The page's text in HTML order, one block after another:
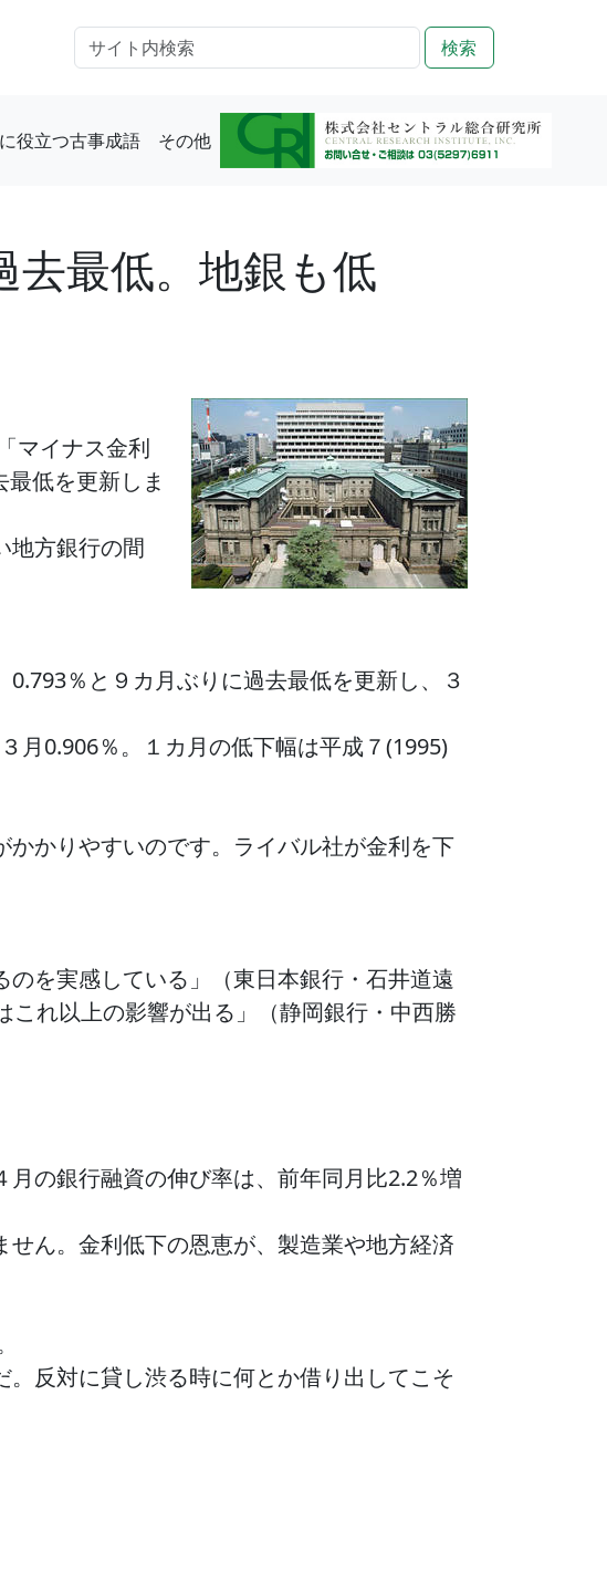
検索
役立つ古事成語 その他
去最低。地銀も低
マイナス金利
低を更新しま
地方銀行の間
％と９カ月ぶりに過去最低を更新し、３
月0.906％。１カ月の低下幅は平成７(1995)
かりやすいのです。ライバル社が金利を下
を実感している」（東日本銀行・石井道遠
れ以上の影響が出る」（静岡銀行・中西勝
の銀行融資の伸び率は、前年同月比2.2％増
ん。金利低下の恩恵が、製造業や地方経済
反対に貸し渋る時に何とか借り出してこそ